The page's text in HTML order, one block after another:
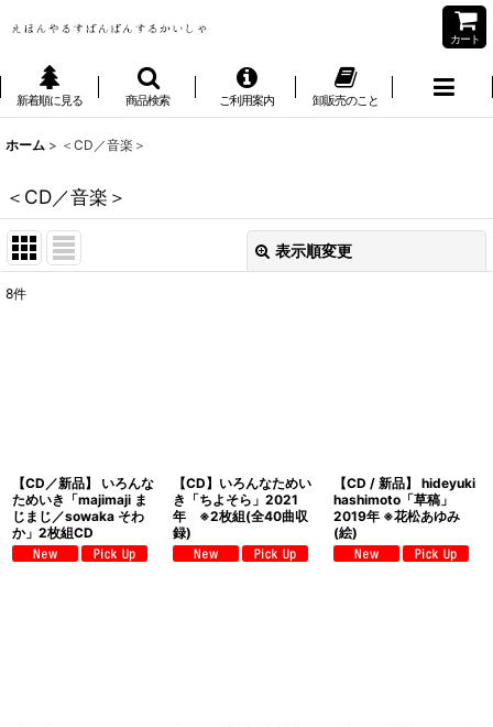
カート
新着順に見る 商品検索 ご利用案内 卸販売のこと
ホーム > ＜CD／音楽＞
＜CD／音楽＞
表示順変更
8件
【CD／新品】 いろんな
ためいき「majimaji ま
じまじ／sowaka そわ
か」2枚組CD
【CD】いろんなためい
き「ちよそら」2021
年 ※2枚組(全40曲収
録)
【CD / 新品】 hideyuki
hashimoto「草稿」
2019年 ※花松あゆみ
(絵)